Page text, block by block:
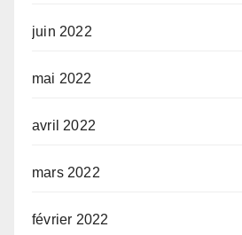
juin 2022
mai 2022
avril 2022
mars 2022
février 2022